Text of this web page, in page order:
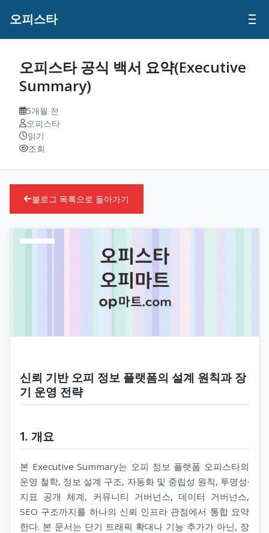
오피스타
오피스타 공식 백서 요약(Executive
Summary)
5개월 전
오피스타
읽기
조회
블로그 목록으로 돌아가기
신뢰 기반 오피 정보 플랫폼의 설계 원칙과 장
기 운영 전략
1. 개요
본 Executive Summary는 오피 정보 플랫폼 오피스타의
운영 철학, 정보 설계 구조, 자동화 및 중립성 원칙, 투명성·
지표 공개 체계, 커뮤니티 거버넌스, 데이터 거버넌스,
SEO 구조까지를 하나의 신뢰 인프라 관점에서 통합 요약
한다. 본 문서는 단기 트래픽 확대나 기능 추가가 아닌, 장